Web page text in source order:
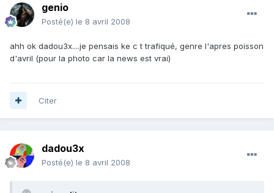
genio
Posté(e) le 8 avril 2008
ahh ok dadou3x....je pensais ke c t trafiqué, genre l'apres poisson
d'avril (pour la photo car la news est vrai)
Citer
dadou3x
Posté(e) le 8 avril 2008